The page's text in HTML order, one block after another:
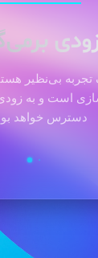
تجربه بی‌نظیر
است و به
دسترس خواهد